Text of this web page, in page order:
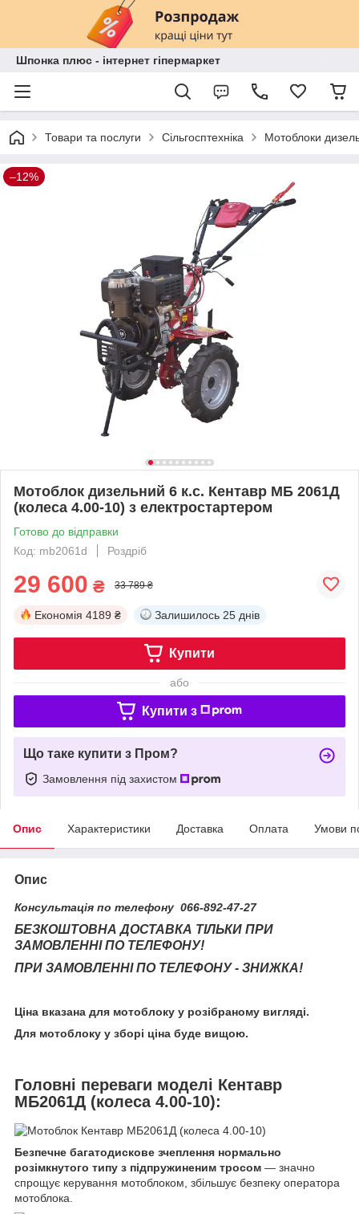
Шпонка плюс - інтернет гіпермаркет
Товари та послуги Сільгосптехніка Мотоблоки
–12%
Мотоблок дизельний 6 к.с. Кентавр МБ 2061Д
(колеса 4.00-10) з електростартером
Готово до відправки
Код: mb2061d
Роздріб
29 600 ₴ 33 789 ₴
Економія 4189 ₴ Залишилось 25 днів
Купити
або
Купити з
Що таке купити з Пром?
Замовлення під захистом
Опис Характеристики Доставка Оплата Умови
Опис
Консультація по телефону 066-892-47-27
БЕЗКОШТОВНА ДОСТАВКА ТІЛЬКИ ПРИ
ЗАМОВЛЕННІ ПО ТЕЛЕФОНУ!
ПРИ ЗАМОВЛЕННІ ПО ТЕЛЕФОНУ - ЗНИЖКА!
Ціна вказана для мотоблоку у розібраному вигляді.
Для мотоблоку у зборі ціна буде вищою.
Головні переваги моделі Кентавр
МБ2061Д (колеса 4.00-10):
Безпечне багатодискове зчеплення нормально
розімкнутого типу з підпружиненим тросом — значно
спрощує керування мотоблоком, збільшує безпеку оператора
мотоблока.